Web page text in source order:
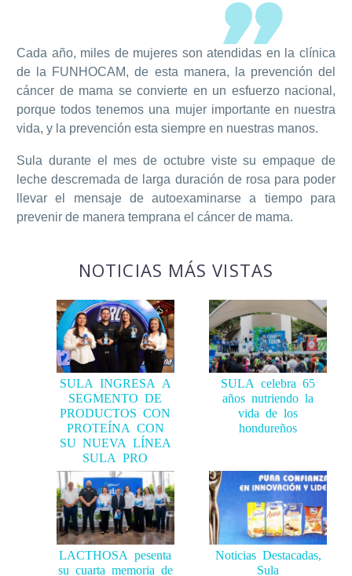
Cada año, miles de mujeres son atendidas en la clínica
de la FUNHOCAM, de esta manera, la prevención del
cáncer de mama se convierte en un esfuerzo nacional,
porque todos tenemos una mujer importante en nuestra
vida, y la prevención esta siempre en nuestras manos.
Sula durante el mes de octubre viste su empaque de
leche descremada de larga duración de rosa para poder
llevar el mensaje de autoexaminarse a tiempo para
prevenir de manera temprana el cáncer de mama.
NOTICIAS MÁS VISTAS
SULA INGRESA A
SEGMENTO DE
PRODUCTOS CON
PROTEÍNA CON
SU NUEVA LÍNEA
SULA PRO
SULA celebra 65
años nutriendo la
vida de los
hondureños
LACTHOSA pesenta
su cuarta memoria de
Noticias Destacadas,
Sula